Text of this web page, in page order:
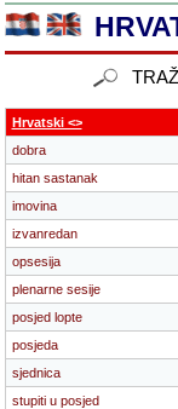
Hrvatski <>
dobra
hitan sastanak
imovina
izvanredan
opsesija
plenarne sesije
posjed lopte
posjeda
sjednica
stupiti u posjed